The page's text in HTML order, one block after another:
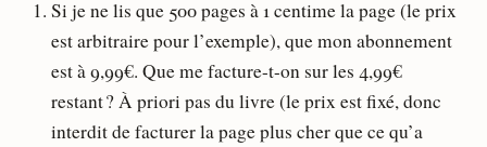
Si je ne lis que 500 pages à 1 centime la page (le prix
est arbitraire pour l’exemple), que mon abonnement
est à 9,99€. Que me facture-t-on sur les 4,99€
restant ? À priori pas du livre (le prix est fixé, donc
interdit de facturer la page plus cher que ce qu’a